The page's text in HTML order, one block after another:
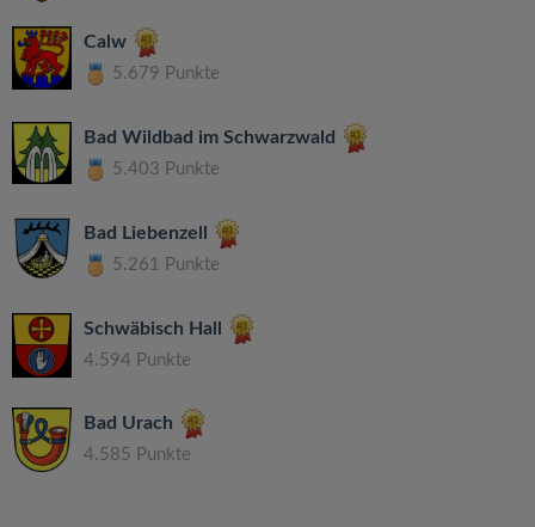
Calw
5.679 Punkte
Bad Wildbad im Schwarzwald
5.403 Punkte
Bad Liebenzell
5.261 Punkte
Schwäbisch Hall
4.594 Punkte
Bad Urach
4.585 Punkte